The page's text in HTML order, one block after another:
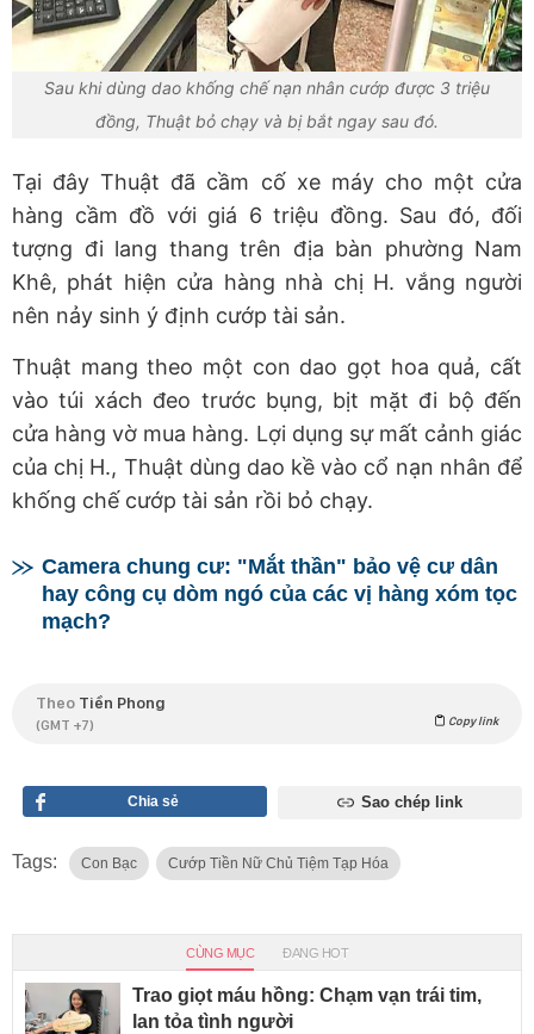
Sau khi dùng dao khống chế nạn nhân cướp được 3 triệu
đồng, Thuật bỏ chạy và bị bắt ngay sau đó.
Tại đây Thuật đã cầm cố xe máy cho một cửa
hàng cầm đồ với giá 6 triệu đồng. Sau đó, đối
tượng đi lang thang trên địa bàn phường Nam
Khê, phát hiện cửa hàng nhà chị H. vắng người
nên nảy sinh ý định cướp tài sản.
Thuật mang theo một con dao gọt hoa quả, cất
vào túi xách đeo trước bụng, bịt mặt đi bộ đến
cửa hàng vờ mua hàng. Lợi dụng sự mất cảnh giác
của chị H., Thuật dùng dao kề vào cổ nạn nhân để
khống chế cướp tài sản rồi bỏ chạy.
Camera chung cư: "Mắt thần" bảo vệ cư dân
hay công cụ dòm ngó của các vị hàng xóm tọc
mạch?
Theo Tiền Phong
(GMT +7) Copy link
Chia sẻ Sao chép link
Tags: Con Bạc Cướp Tiền Nữ Chủ Tiệm Tạp Hóa
CÙNG MỤC ĐANG HOT
Trao giọt máu hồng: Chạm vạn trái tim,
lan tỏa tình người